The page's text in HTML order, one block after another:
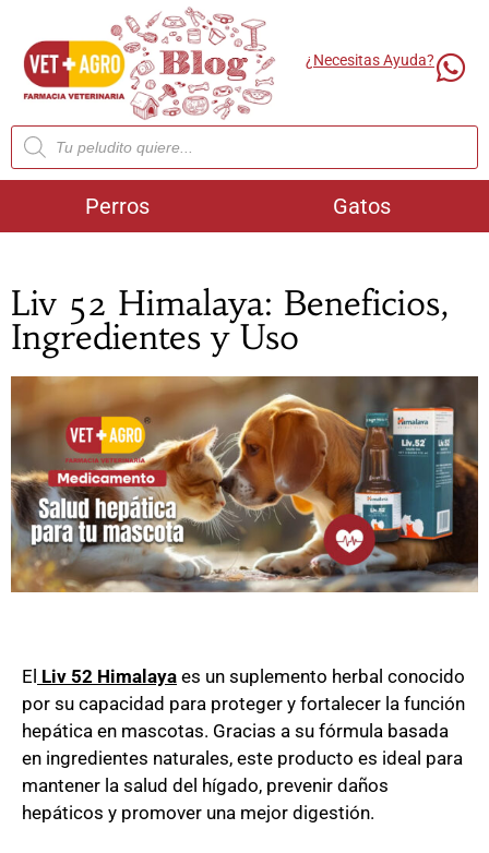
¿Necesitas Ayuda?
Perros Gatos
Liv 52 Himalaya: Beneficios,
Ingredientes y Uso
El Liv 52 Himalaya es un suplemento herbal conocido
por su capacidad para proteger y fortalecer la función
hepática en mascotas. Gracias a su fórmula basada
en ingredientes naturales, este producto es ideal para
mantener la salud del hígado, prevenir daños
hepáticos y promover una mejor digestión.